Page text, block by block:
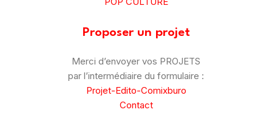
Proposer un projet
Merci d’envoyer vos PROJETS
par l’intermédiaire du formulaire :
Projet-Edito-Comixburo
Contact